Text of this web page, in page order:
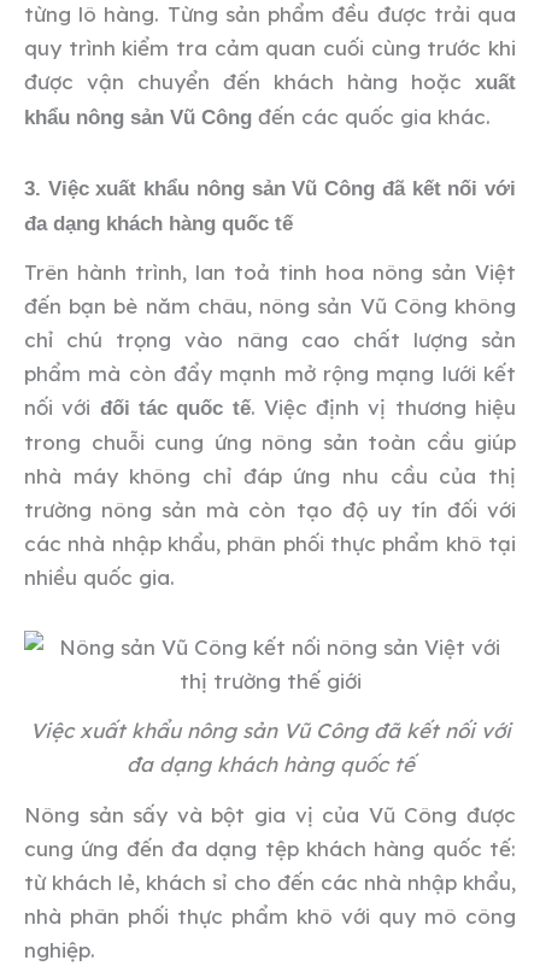
từng lô hàng. Từng sản phẩm đều được trải qua
quy trình kiểm tra cảm quan cuối cùng trước khi
được vận chuyển đến khách hàng hoặc xuất
khẩu nông sản Vũ Công đến các quốc gia khác.
3. Việc xuất khẩu nông sản Vũ Công đã kết nối với
đa dạng khách hàng quốc tế
Trên hành trình, lan toả tinh hoa nông sản Việt
đến bạn bè năm châu, nông sản Vũ Công không
chỉ chú trọng vào nâng cao chất lượng sản
phẩm mà còn đẩy mạnh mở rộng mạng lưới kết
nối với đối tác quốc tế. Việc định vị thương hiệu
trong chuỗi cung ứng nông sản toàn cầu giúp
nhà máy không chỉ đáp ứng nhu cầu của thị
trường nông sản mà còn tạo độ uy tín đối với
các nhà nhập khẩu, phân phối thực phẩm khô tại
nhiều quốc gia.
Việc xuất khẩu nông sản Vũ Công đã kết nối với
đa dạng khách hàng quốc tế
Nông sản sấy và bột gia vị của Vũ Công được
cung ứng đến đa dạng tệp khách hàng quốc tế:
từ khách lẻ, khách sỉ cho đến các nhà nhập khẩu,
nhà phân phối thực phẩm khô với quy mô công
nghiệp.